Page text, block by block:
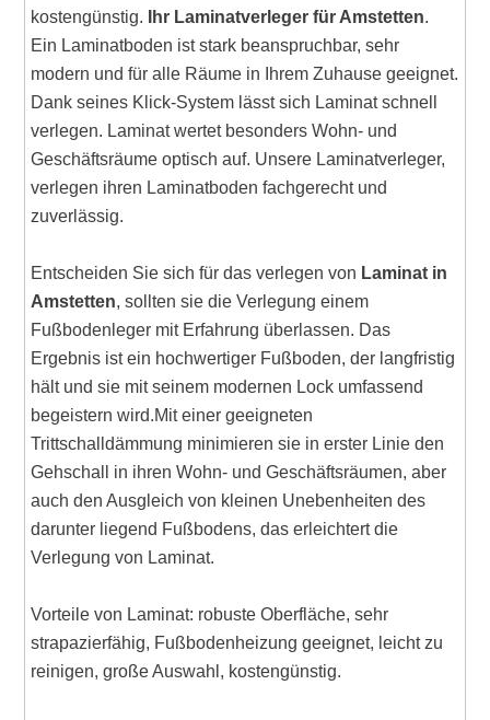
kostengünstig.
Ihr Laminatverleger für Amstetten.
Ein Laminatboden ist stark beanspruchbar, sehr
modern und für alle Räume in Ihrem Zuhause geeignet.
Dank seines Klick-System lässt sich Laminat schnell
verlegen. Laminat wertet besonders Wohn- und
Geschäftsräume optisch auf. Unsere Laminatverleger,
verlegen ihren Laminatboden fachgerecht und
zuverlässig.
Entscheiden Sie sich für das verlegen von Laminat in
Amstetten, sollten sie die Verlegung einem
Fußbodenleger mit Erfahrung überlassen. Das
Ergebnis ist ein hochwertiger Fußboden, der langfristig
hält und sie mit seinem modernen Lock umfassend
begeistern wird.Mit einer geeigneten
Trittschalldämmung minimieren sie in erster Linie den
Gehschall in ihren Wohn- und Geschäftsräumen, aber
auch den Ausgleich von kleinen Unebenheiten des
darunter liegend Fußbodens, das erleichtert die
Verlegung von Laminat.
Vorteile von Laminat: robuste Oberfläche, sehr
strapazierfähig, Fußbodenheizung geeignet, leicht zu
reinigen, große Auswahl, kostengünstig.